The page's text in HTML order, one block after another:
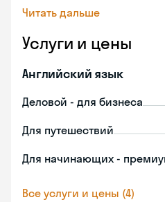
Читать дальше
Услуги и цены
Английский язык
Деловой - для бизнеса
Для путешествий
Для начинающих -
Все услуги и цены (4)